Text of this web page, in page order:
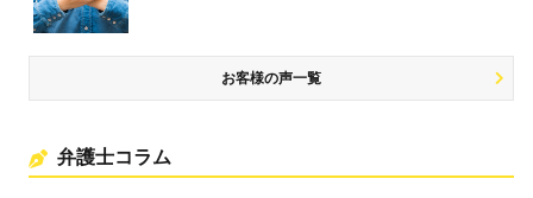
お客様の声一覧
弁護士コラム